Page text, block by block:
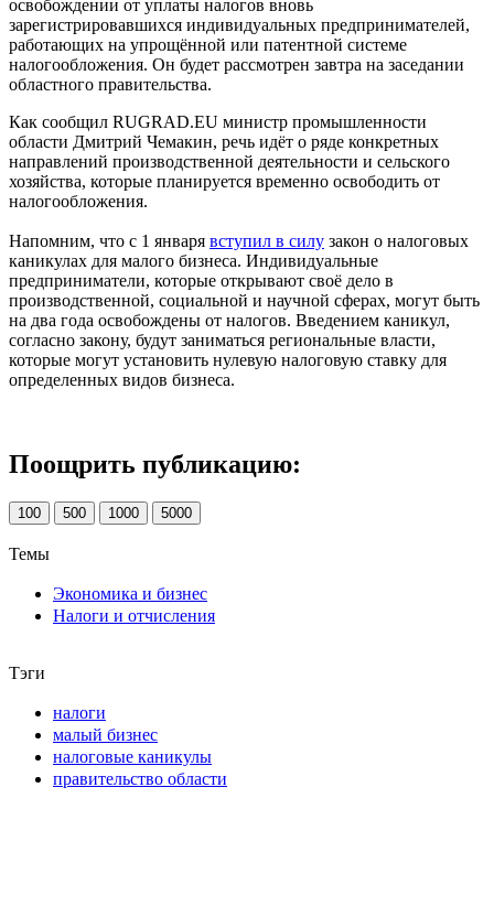
освобождении от уплаты налогов вновь
зарегистрировавшихся индивидуальных предпринимателей,
работающих на упрощённой или патентной системе
налогообложения. Он будет рассмотрен завтра на заседании
областного правительства.
Как сообщил RUGRAD.EU министр промышленности
области Дмитрий Чемакин, речь идёт о ряде конкретных
направлений производственной деятельности и сельского
хозяйства, которые планируется временно освободить от
налогообложения.
Напомним, что с 1 января вступил в силу закон о налоговых
каникулах для малого бизнеса. Индивидуальные
предприниматели, которые открывают своё дело в
производственной, социальной и научной сферах, могут быть
на два года освобождены от налогов. Введением каникул,
согласно закону, будут заниматься региональные власти,
которые могут установить нулевую налоговую ставку для
определенных видов бизнеса.
Поощрить публикацию:
100 500 1000 5000
Темы
Экономика и бизнес
Налоги и отчисления
Тэги
налоги
малый бизнес
налоговые каникулы
правительство области